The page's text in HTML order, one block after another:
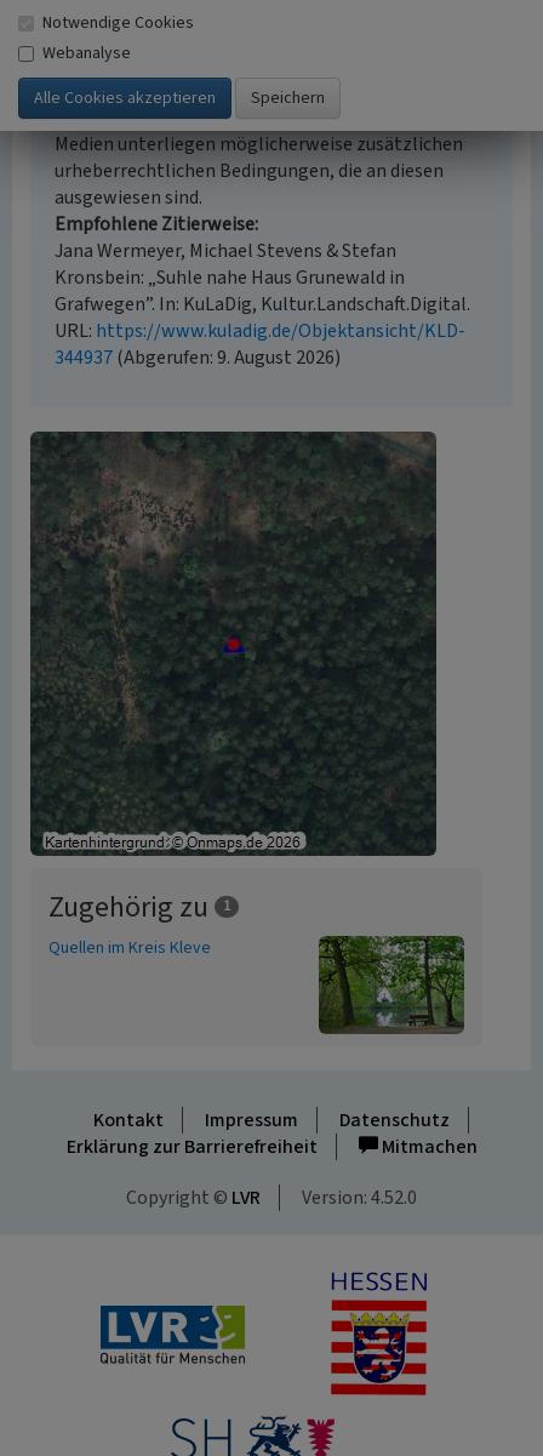
Empfohlene Zitierweise
Urheberrechtlicher Hinweis
Der hier präsentierte Inhalt steht unter der freien
Lizenz CC BY 4.0 (Namensnennung). Die angezeigten
Medien unterliegen möglicherweise zusätzlichen
urheberrechtlichen Bedingungen, die an diesen
ausgewiesen sind.
Empfohlene Zitierweise
Jana Wermeyer, Michael Stevens & Stefan
Kronsbein: „Suhle nahe Haus Grunewald in
Grafwegen”. In: KuLaDig, Kultur.Landschaft.Digital.
URL: https://www.kuladig.de/Objektansicht/KLD-
344937(Abgerufen: 9. August 2026)
Zugehörig zu 1
Quellen im Kreis Kleve
Kontakt Impressum
Datenschutz
Erklärung zur Barrierefreiheit
Mitmachen
Copyright © LVR Version: 4.52.0
Notwendige Cookies
Webanalyse